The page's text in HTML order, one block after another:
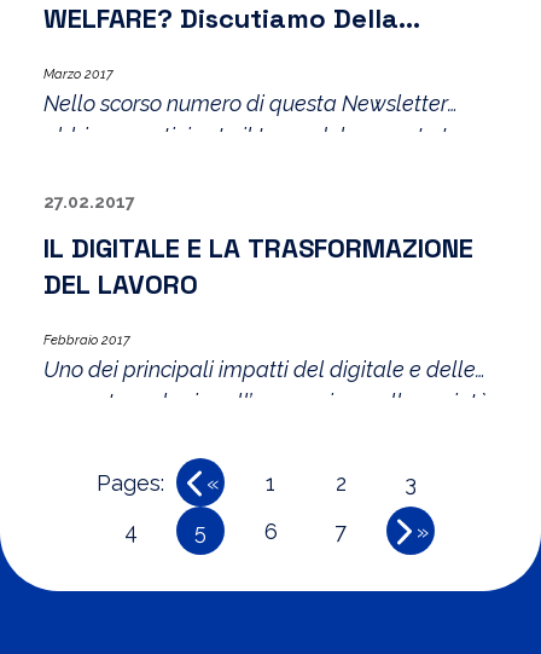
WELFARE? Discutiamo Della
Marzo 2017
Nello scorso numero di questa Newsletter
abbiamo anticipato il tema del rapporto tra
individuavamo nel “digital skill mismatch” la
principale criticità che il mercato del lavoro
trasformazione digitale. Dicevamo a questo
proposito
27.02.2017
IL DIGITALE E LA TRASFORMAZIONE
DEL LAVORO
Febbraio 2017
Uno dei principali impatti del digitale e delle
nuove tecnologie sull’economia e sulla società
Pages:
« 1 2
3
4
5 6 7 »